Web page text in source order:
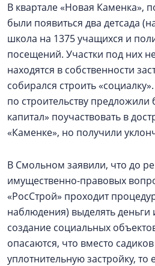
В квартале «Новая Каменка»,
были появиться два детсада
школа на 1375 учащихся и
посещений. Участки под них
находятся в собственности
собирался строить
по строительству предложили
капитал» поучаствовать в
«Каменке», но получили
В Смольном заявили, что до
имущественно-правовых
«РосСтрой» проходит
наблюдения) выделять деньги
создание социальных
опасаются, что вместо
уплотнительную застройку,